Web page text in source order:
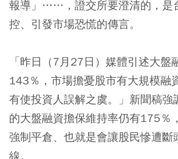
報導」……，證交所要澄清的，是
控、引發市場恐慌的傳言。
「昨日（7月27日）媒體引述大盤
143％，市場擔憂股市有大規模
有使投資人誤解之虞。」新聞稿強
的大盤融資擔保維持率仍有175％
強制平倉、也就是會讓股民慘遭
線。